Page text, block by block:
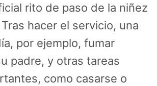
rito de paso de la niñez
hacer el servicio, una
por ejemplo, fumar
padre, y otras tareas
como casarse o